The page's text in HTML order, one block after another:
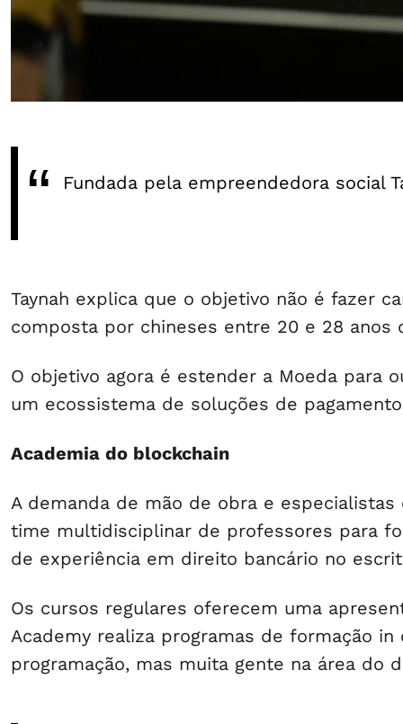
Fundada pela empreendedora social
Taynah explica que o objetivo não é fazer
composta por chineses entre 20 e 28
O objetivo agora é estender a Moeda para
um ecossistema de soluções de
Academia do blockchain
A demanda de mão de obra e
time multidisciplinar de professores para
de experiência em direito bancário no
Os cursos regulares oferecem uma
Academy realiza programas de formação
programação, mas muita gente na área do